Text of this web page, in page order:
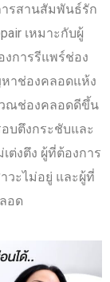
รสานสัมพันธ์รัก
เหมาะกับผู้
การรีแพร์ช่อง
าช่องคลอดแห้ง
วณช่องคลอดดีขึ้น
บตึงกระชับและ
ต่งตึง ผู้ที่ต้องการ
วะไม่อยู่ และผู้ที่
อด